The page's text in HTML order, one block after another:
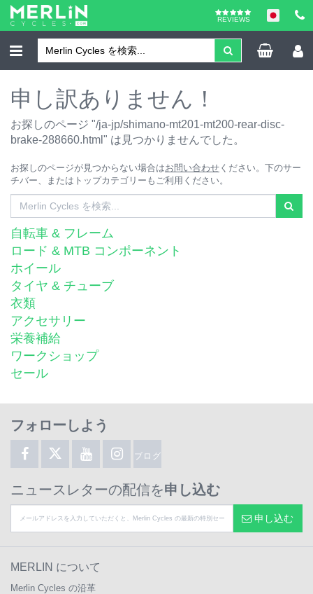
REVIEWS
申し訳ありません！
お探しのページ "/ja-jp/shimano-mt201-mt200-rear-disc-
brake-288660.html" は見つかりませんでした。
お探しのページが見つからない場合はお問い合わせ ください。下のサー
チバー、またはトップカテゴリーもご利用ください。
自転車 & フレーム
ロード & MTB コンポーネント
ホイール
タイヤ & チューブ
衣類
アクセサリー
栄養補給
ワークショップ
セール
フォローしよう
ブログ
ニュースレターの配信を申し込む
申し込む
MERLIN について
Merlin Cycles の沿革